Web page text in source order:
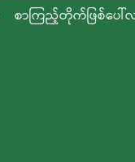
စာကြည့်တိုက်ဖြစ်ပေါ်